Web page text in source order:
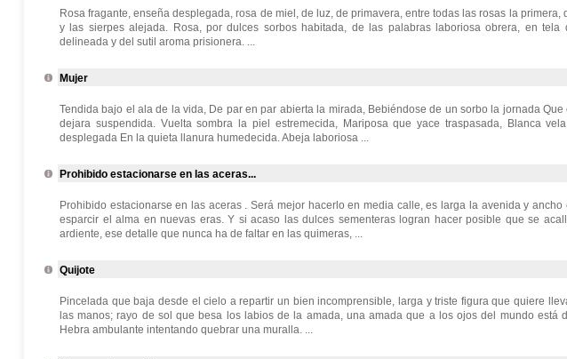
Rosa fragante, enseña desplegada, rosa de miel, de luz, de primavera, entre todas las rosas la primera,
y las sierpes alejada. Rosa, por dulces sorbos habitada, de las palabras laboriosa obrera, en tela
delineada y del sutil aroma prisionera. ...
Mujer
Tendida bajo el ala de la vida, De par en par abierta la mirada, Bebiéndose de un sorbo la jornada Que
dejara suspendida. Vuelta sombra la piel estremecida, Mariposa que yace traspasada, Blanca
desplegada En la quieta llanura humedecida. Abeja laboriosa ...
Prohibido estacionarse en las aceras...
Prohibido estacionarse en las aceras . Será mejor hacerlo en media calle, es larga la avenida y ancho
esparcir el alma en nuevas eras. Y si acaso las dulces sementeras logran hacer posible que se
ardiente, ese detalle que nunca ha de faltar en las quimeras, ...
Quijote
Pincelada que baja desde el cielo a repartir un bien incomprensible, larga y triste figura que quiere
las manos; rayo de sol que besa los labios de la amada, una amada que a los ojos del mundo está
Hebra ambulante intentando quebrar una muralla. ...